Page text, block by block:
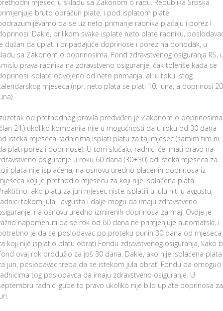
mjesec, u skladu sa Zakonom o radu. Republika Srpska
bruto obračun plate, i pod isplatom plate
da se uz neto primanje radnika plaćaju i porez i
Dakle, prilikom svake isplate neto plate radniku,
dužan da uplati i pripadajuće doprinose i porez na dohodak, u
sa Zakonom o doprinosima. Fond zdravstvenog osiguranja RS,
prava radnika na zdravstveno osiguranje, čak toleriše kada se
isplate odvojeno od neto primanja, ali u toku istog
mjeseca (npr. neto plata se plati 10. juna, a doprinosi
od prethodnog pravila predviđen je Zakonom o doprinosima
24.) ukoliko kompanija nije u mogućnosti da u roku od 30 dana
isteka mjeseca radnicima isplati platu za taj mjesec (samim tim ni
plati porez i doprinose). U tom slučaju, radnici će imati pravo na
osiguranje u roku 60 dana (30+30) od isteka mjeseca za
plata nije isplaćena, na osnovu uredno plaćenih doprinosa iz
koji je prethodio mjesecu za koji nije isplaćena plata.
ako platu za jun mjesec niste isplatili u julu niti u avgustu,
tokom jula i avgusta i dalje mogu da imaju zdravstveno
na osnovu uredno izmirenih doprinosa za maj. Ovdje je
napomenuti da se rok od 60 dana ne primjenjuje automatski, i
je da se poslodavac po proteku punih 30 dana od mjeseca
koji nije isplatio platu obrati Fondu zdravstvenog osiguranja, kako
ovaj rok produžio za još 30 dana. Dakle, ako nije isplaćena plata
jun, poslodavac treba da se istekom jula obrati Fondu da omogući
tog poslodavca da imaju zdravstveno osiguranje. U
radnici gube to pravo ukoliko nije bilo uplate doprinosa za